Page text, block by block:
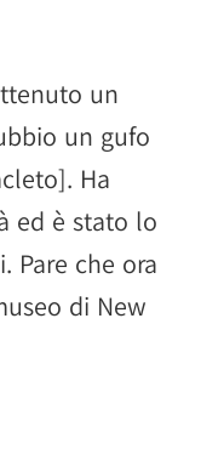
un
un gufo
Ha
ed è stato lo
Pare che ora
di New